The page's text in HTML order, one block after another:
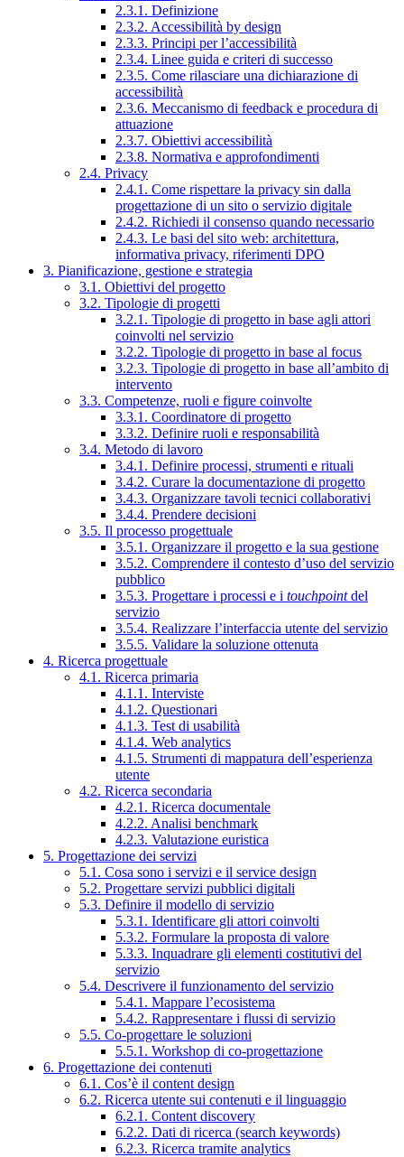
2.3.1. Definizione
2.3.2. Accessibilità by design
2.3.3. Principi per l’accessibilità
2.3.4. Linee guida e criteri di successo
2.3.5. Come rilasciare una dichiarazione di
accessibilità
2.3.6. Meccanismo di feedback e procedura di
attuazione
2.3.7. Obiettivi accessibilità
2.3.8. Normativa e approfondimenti
2.4. Privacy
2.4.1. Come rispettare la privacy sin dalla
progettazione di un sito o servizio digitale
2.4.2. Richiedi il consenso quando necessario
2.4.3. Le basi del sito web: architettura,
informativa privacy, riferimenti DPO
3. Pianificazione, gestione e strategia
3.1. Obiettivi del progetto
3.2. Tipologie di progetti
3.2.1. Tipologie di progetto in base agli attori
coinvolti nel servizio
3.2.2. Tipologie di progetto in base al focus
3.2.3. Tipologie di progetto in base all’ambito di
intervento
3.3. Competenze, ruoli e figure coinvolte
3.3.1. Coordinatore di progetto
3.3.2. Definire ruoli e responsabilità
3.4. Metodo di lavoro
3.4.1. Definire processi, strumenti e rituali
3.4.2. Curare la documentazione di progetto
3.4.3. Organizzare tavoli tecnici collaborativi
3.4.4. Prendere decisioni
3.5. Il processo progettuale
3.5.1. Organizzare il progetto e la sua gestione
3.5.2. Comprendere il contesto d’uso del servizio
pubblico
3.5.3. Progettare i processi e i touchpointdel
servizio
3.5.4. Realizzare l’interfaccia utente del servizio
3.5.5. Validare la soluzione ottenuta
4. Ricerca progettuale
4.1. Ricerca primaria
4.1.1. Interviste
4.1.2. Questionari
4.1.3. Test di usabilità
4.1.4. Web analytics
4.1.5. Strumenti di mappatura dell’esperienza
utente
4.2. Ricerca secondaria
4.2.1. Ricerca documentale
4.2.2. Analisi benchmark
4.2.3. Valutazione euristica
5. Progettazione dei servizi
5.1. Cosa sono i servizi e il service design
5.2. Progettare servizi pubblici digitali
5.3. Definire il modello di servizio
5.3.1. Identificare gli attori coinvolti
5.3.2. Formulare la proposta di valore
5.3.3. Inquadrare gli elementi costitutivi del
servizio
5.4. Descrivere il funzionamento del servizio
5.4.1. Mappare l’ecosistema
5.4.2. Rappresentare i flussi di servizio
5.5. Co-progettare le soluzioni
5.5.1. Workshop di co-progettazione
6. Progettazione dei contenuti
6.1. Cos’è il content design
6.2. Ricerca utente sui contenuti e il linguaggio
6.2.1. Content discovery
6.2.2. Dati di ricerca (search keywords)
6.2.3. Ricerca tramite analytics